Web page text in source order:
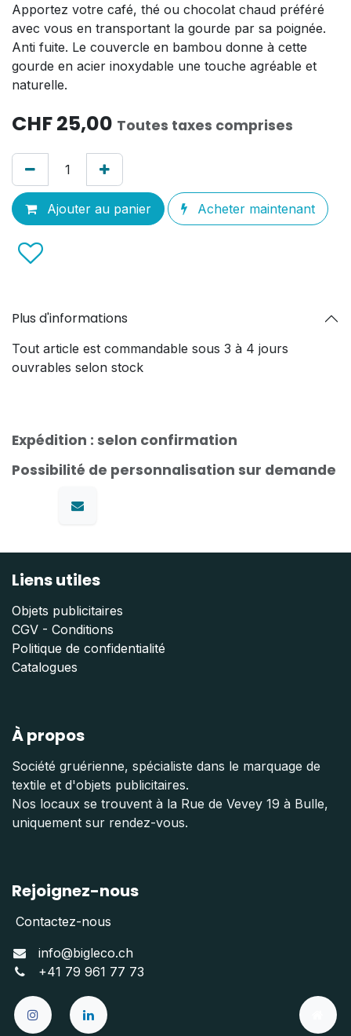
Apportez votre café, thé ou chocolat chaud préféré
avec vous en transportant la gourde par sa poignée.
Anti fuite. Le couvercle en bambou donne à cette
gourde en acier inoxydable une touche agréable et
naturelle.
CHF25,00 Toutes taxes comprises
Ajouter au panier Acheter maintenant
Plus d'informations
Tout article est commandable sous 3 à 4 jours
ouvrables selon stock
Expédition : selon confirmation
Possibilité de personnalisation sur demande
Liens utiles
Objets publicitaires
CGV - Conditions
Politique de confidentialité
Catalogues
À propos
Société gruérienne, spécialiste dans le marquage de
textile et d'objets publicitaires.
Nos locaux se trouvent à la Rue de Vevey 19 à Bulle,
uniquement sur rendez-vous.
Rejoignez-nous
Contactez-nous
info@bigleco.ch
+41 79 961 77 73